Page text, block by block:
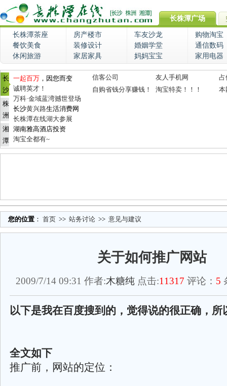
长株潭广场
长株潭茶座 房产楼市 车友沙龙
购物淘宝
餐饮美食
装修设计 婚姻学堂
通信数码
休闲旅游
家居家具 妈妈宝宝 家用电器
长
沙
株
洲
湘
潭
一起百万 ，因您而变
诚聘英才！
万科·金域蓝湾撼世登场
长沙黄兴路生活消费网
长株潭在线湖大参展
湖南雅高酒店投资
淘宝全都有~
信客公司 友人手机网
占
自购省钱分享赚钱！
淘宝特卖！！！ 本
您的位置 ： 首页 >> 站务讨论 >> 意见与建议
关于如何推广网站
2009/7/14 09:31 作者:木糖纯点击:11317 评论： 5
以下是我在百度搜到的，觉得说的很正确，所
全文如下
推广前，网站的定位：